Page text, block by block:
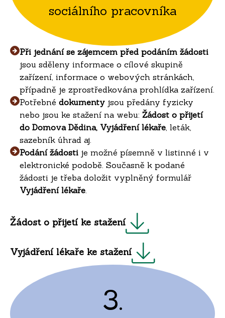
sociálního pracovníka
Při jednání se zájemcem před podáním žádosti
jsou sděleny informace o cílové skupině
zařízení, informace o webových stránkách,
případně je zprostředkována prohlídka zařízení.
Potřebné dokumenty jsou předány fyzicky
nebo jsou ke stažení na webu: Žádost o přijetí
do Domova Dědina, Vyjádření lékaře , leták,
sazebník úhrad aj.
Podání žádosti je možné písemně v listinné i v
elektronické podobě. Současně k podané
žádosti je třeba doložit vyplněný formulář
Vyjádření lékaře
Žádost o přijetí ke stažení
Vyjádření lékaře ke stažení
3.